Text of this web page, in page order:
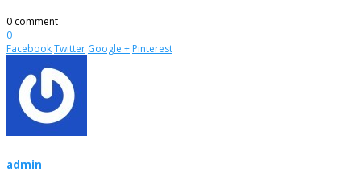
0 comment
0
FacebookTwitter Google + Pinterest
admin